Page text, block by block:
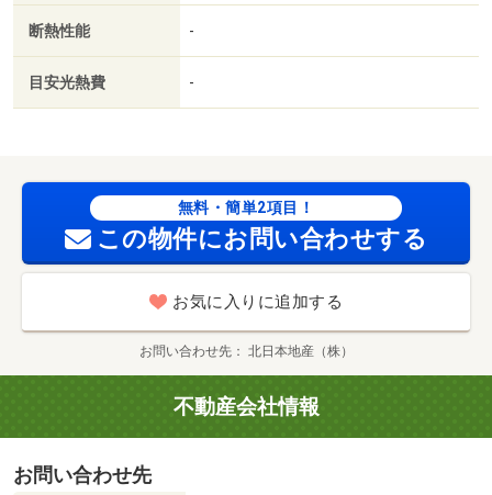
断熱性能 -
目安光熱費 -
無料・簡単2項目！
この物件にお問い合わせする
お気に入りに追加する
お問い合わせ先 北日本地産（株）
不動産会社情報
お問い合わせ先